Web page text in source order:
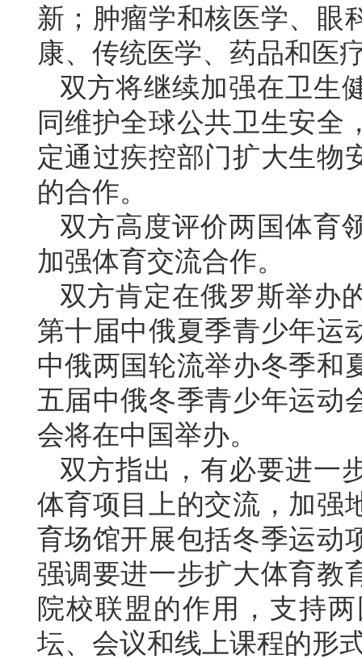
新；肿瘤学和核医学、眼
康、传统医学、药品和医
双方将继续加强在卫生
同维护全球公共卫生安全
定通过疾控部门扩大生物
的合作。
双方高度评价两国体育
加强体育交流合作。
双方肯定在俄罗斯举办
第十届中俄夏季青少年运
中俄两国轮流举办冬季和
五届中俄冬季青少年运动
会将在中国举办。
双方指出，有必要进一
体育项目上的交流，加强
育场馆开展包括冬季运动
强调要进一步扩大体育教
院校联盟的作用，支持
坛、会议和线上课程的形